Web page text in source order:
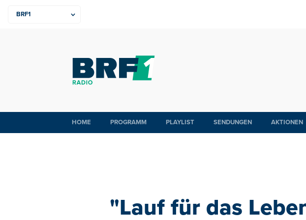
HOME PROGRAMM PLAYLIST SENDUNGEN AKTIONEN
"Lauf für das